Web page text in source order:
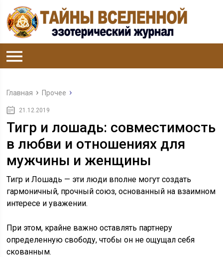
Главная Прочее
21.12.2019
Тигр и лошадь: совместимость
в любви и отношениях для
мужчины и женщины
Тигр и Лошадь — эти люди вполне могут создать
гармоничный, прочный союз, основанный на взаимном
интересе и уважении.
При этом, крайне важно оставлять партнеру
определенную свободу, чтобы он не ощущал себя
скованным.